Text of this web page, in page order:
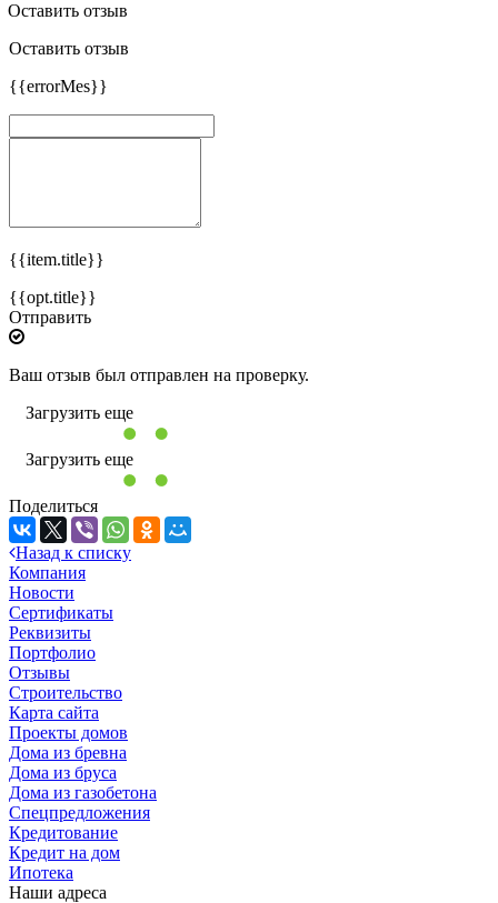
Оставить отзыв
Оставить отзыв
{{errorMes}}
{{item.title}}
{{opt.title}}
Отправить
Ваш отзыв был отправлен на проверку.
Загрузить еще
Загрузить еще
Поделиться
Назад к списку
Компания
Новости
Сертификаты
Реквизиты
Портфолио
Отзывы
Строительство
Карта сайта
Проекты домов
Дома из бревна
Дома из бруса
Дома из газобетона
Спецпредложения
Кредитование
Кредит на дом
Ипотека
Наши адреса